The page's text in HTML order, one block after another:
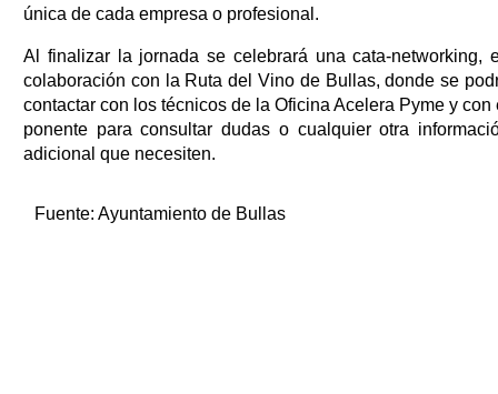
única de cada empresa o profesional.
Al finalizar la jornada se celebrará una cata-networking,
colaboración con la Ruta del Vino de Bullas, donde se
contactar con los técnicos de la Oficina Acelera Pyme y con
ponente para consultar dudas o cualquier otra
adicional que necesiten.
Fuente: Ayuntamiento de Bullas